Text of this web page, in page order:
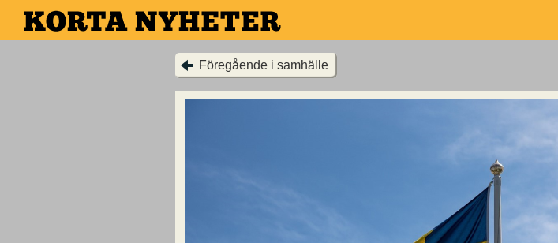
Hoppa
till
Föregående i samhälle